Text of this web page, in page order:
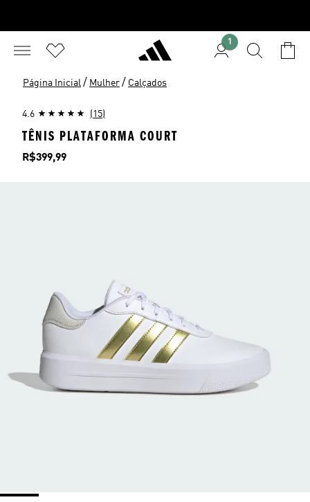
1
Página Inicial / Mulher / Calçados
4.6 (15)
TÊNIS PLATAFORMA COURT
Preço
R$399,99